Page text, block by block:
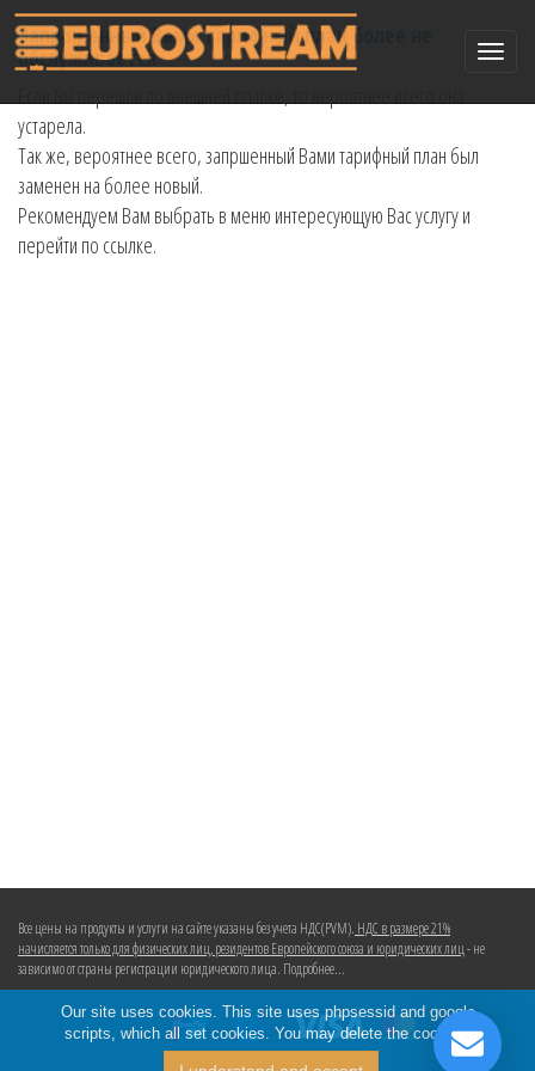
Toggle
Запрошенный Вами тарифный план более не
обслуживается
Если Вы перешли по внешней ссылке, то вероятнее всего она
устарела.
Так же, вероятнее всего, запршенный Вами тарифный план был
заменен на более новый.
Рекомендуем Вам выбрать в меню интересующую Вас услугу и
перейти по ссылке.
Все цены на продукты и услуги на сайте указаны без учета НДС(PVM). НДС в размере 21%
начисляется только для физических лиц, резидентов Европейского союза и юридических лиц- не
зависимо от страны регистрации юридического лица. Подробнее...
Our site uses cookies. This site uses phpsessid and google
scripts, which all set cookies. You may delete the cookies.